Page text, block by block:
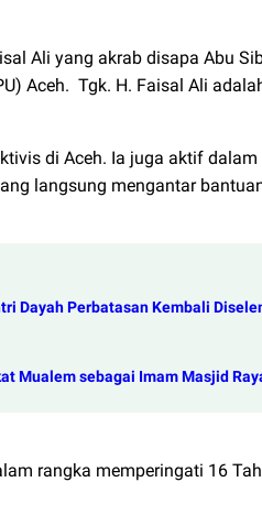
Ali yang akrab disapa Abu
Aceh. Tgk. H. Faisal Ali
di Aceh. Ia juga aktif
langsung mengantar
Dayah Perbatasan Kembali
Mualem sebagai Imam Masjid
rangka memperingati 16